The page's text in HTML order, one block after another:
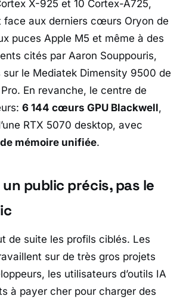
X-925 et 10 Cortex-A725,
face aux derniers cœurs Oryon de
puces Apple M5 et même à des
cités par Aaron Souppouris,
sur le Mediatek Dimensity 9500 de
. En revanche, le centre de
6 144 cœurs GPU Blackwell,
RTX 5070 desktop, avec
de mémoire unifiée.
un public précis, pas le
de suite les profils ciblés. Les
sur de très gros projets
les utilisateurs d’outils IA
à payer cher pour charger des